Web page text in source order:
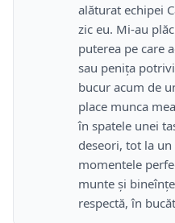
alăturat echipei
zic eu. Mi-au
puterea pe care
sau peniţa
bucur acum de
place munca
în spatele unei
deseori, tot la un
momentele
munte şi
respectă, în